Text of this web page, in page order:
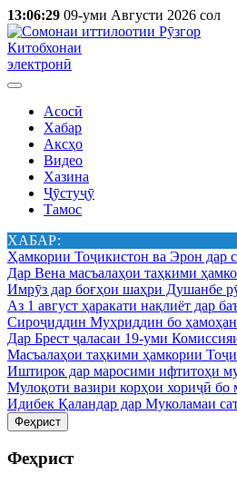
13:06:29 09-уми Августи 2026 сол
Китобхонаи
электронӣ
Асосӣ
Хабар
Аксҳо
Видео
Хазина
Ҷӯстуҷӯ
Тамос
ХАБАР:
Ҳамкории Тоҷикистон ва Эрон дар
Дар Вена масъалаҳои таҳкими
Имрӯз дар боғҳои шаҳри Душанбе
Аз 1 август ҳаракати нақлиёт дар
Сироҷиддин Муҳриддин бо
Дар Брест ҷаласаи 19-уми
Масъалаҳои таҳкими ҳамкории
Иштирок дар маросими ифтитоҳи
Мулоқоти вазири корҳои хориҷӣ
Идибек Қаландар дар Муколамаи
Феҳрист
Феҳрист